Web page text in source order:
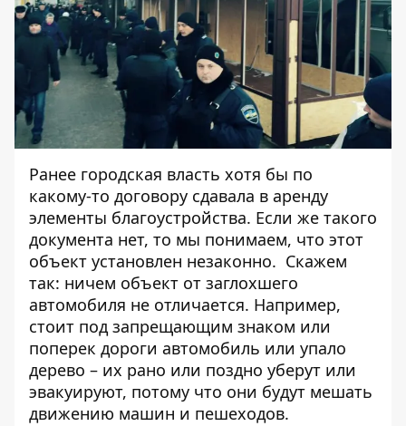
Ранее городская власть хотя бы по
какому-то договору сдавала в аренду
элементы благоустройства. Если же такого
документа нет, то мы понимаем, что этот
объект установлен незаконно. Скажем
так: ничем объект от заглохшего
автомобиля не отличается. Например,
стоит под запрещающим знаком или
поперек дороги автомобиль или упало
дерево – их рано или поздно уберут или
эвакуируют, потому что они будут мешать
движению машин и пешеходов.